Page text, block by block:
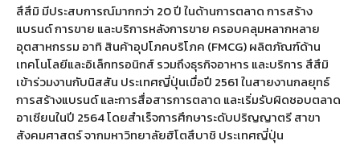
สึสึมิ มีประสบการณ์มากกว่า 20ปี ในด้านการตลาด การสร้าง
แบรนด์ การขาย และบริการหลังการขาย ครอบคลุมหลากหลาย
อุตสาหกรรม อาทิ สินค้าอุปโภคบริโภค (FMCG)ผลิตภัณฑ์ด้าน
เทคโนโลยีและอิเล็กทรอนิกส์ รวมถึงธุรกิจอาหาร และบริการ สึสึมิ
เข้าร่วมงานกับนิสสัน ประเทศญี่ปุ่นเมื่อปี 2561ในสายงานกลยุทธ์
การสร้างแบรนด์ และการสื่อสารการตลาด และเริ่มรับผิดชอบตลาด
อาเซียนในปี 2564โดยสำเร็จการศึกษาระดับปริญญาตรี สาขา
สังคมศาสตร์ จากมหาวิทยาลัยฮิโตสึบาชิ ประเทศญี่ปุ่น